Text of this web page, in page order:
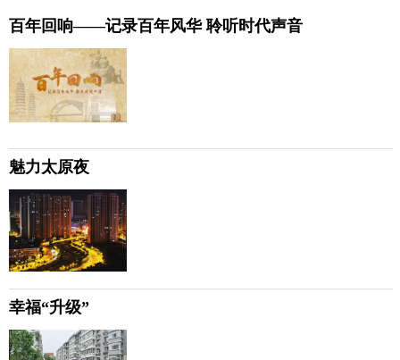
百年回响——记录百年风华 聆听时代声音
魅力太原夜
幸福“升级”